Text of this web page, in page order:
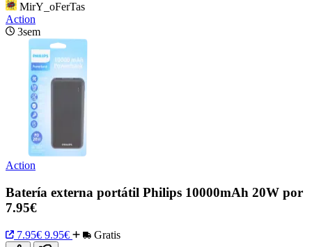
MirY_oFerTas
Action
3sem
Action
Batería externa portátil Philips 10000mAh 20W por
7.95€
7.95€ 9.95€ Gratis